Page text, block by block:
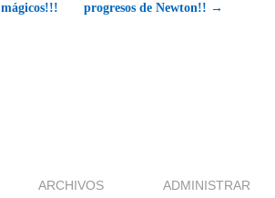
mágicos!!!
progresos de Newton!! →
ARCHIVOS ADMINISTRAR